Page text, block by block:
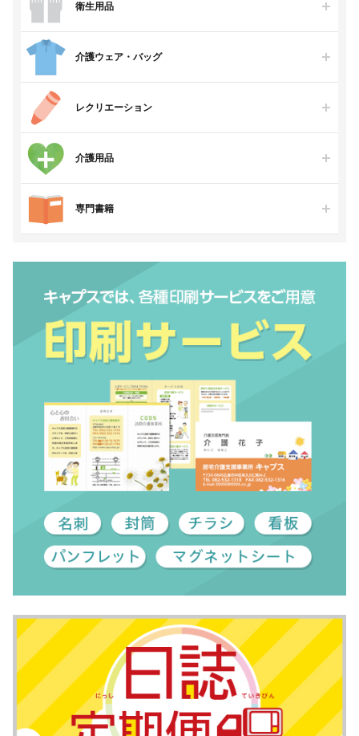
衛生用品
介護ウェア・バッグ
レクリエーション
介護用品
専門書籍